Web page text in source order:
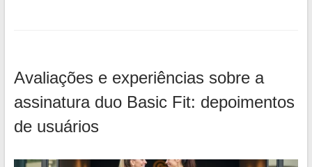
Avaliações e experiências sobre a
assinatura duo Basic Fit: depoimentos
de usuários